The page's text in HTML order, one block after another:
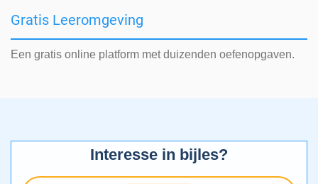
Gratis Leeromgeving
Een gratis online platform met duizenden oefenopgaven.
Interesse in bijles?